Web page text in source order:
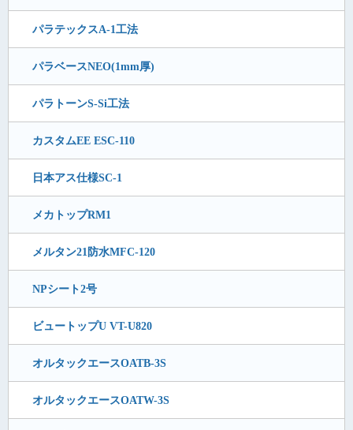
パラテックスA-1工法
パラベースNEO(1mm厚)
パラトーンS-Si工法
カスタムEE ESC-110
日本アス仕様SC-1
メカトップRM1
メルタン21防水MFC-120
NPシート2号
ビュートップU VT-U820
オルタックエースOATB-3S
オルタックエースOATW-3S